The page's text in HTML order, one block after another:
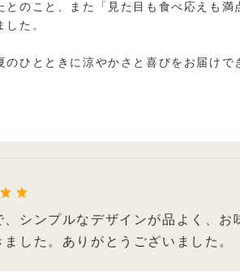
とのこと、また「見た目も食べ応えも
た。
のひとときに涼やかさと喜びをお届けで
、シンプルなデザインが品よく、
した。ありがとうございました。